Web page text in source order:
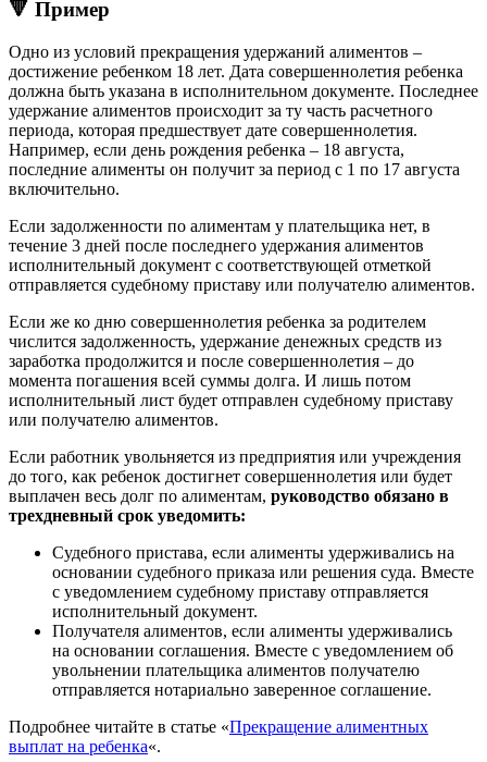
🔻 Пример
Одно из условий прекращения удержаний алиментов –
достижение ребенком 18 лет. Дата совершеннолетия ребенка
должна быть указана в исполнительном документе. Последнее
удержание алиментов происходит за ту часть расчетного
периода, которая предшествует дате совершеннолетия.
Например, если день рождения ребенка – 18 августа,
последние алименты он получит за период с 1 по 17 августа
включительно.
Если задолженности по алиментам у плательщика нет, в
течение 3 дней после последнего удержания алиментов
исполнительный документ с соответствующей отметкой
отправляется судебному приставу или получателю алиментов.
Если же ко дню совершеннолетия ребенка за родителем
числится задолженность, удержание денежных средств из
заработка продолжится и после совершеннолетия – до
момента погашения всей суммы долга. И лишь потом
исполнительный лист будет отправлен судебному приставу
или получателю алиментов.
Если работник увольняется из предприятия или учреждения
до того, как ребенок достигнет совершеннолетия или будет
выплачен весь долг по алиментам, руководство обязано в
трехдневный срок уведомить:
Судебного пристава, если алименты удерживались на
основании судебного приказа или решения суда. Вместе
с уведомлением судебному приставу отправляется
исполнительный документ.
Получателя алиментов, если алименты удерживались
на основании соглашения. Вместе с уведомлением об
увольнении плательщика алиментов получателю
отправляется нотариально заверенное соглашение.
Подробнее читайте в статье «Прекращение алиментных
выплат на ребенка«.